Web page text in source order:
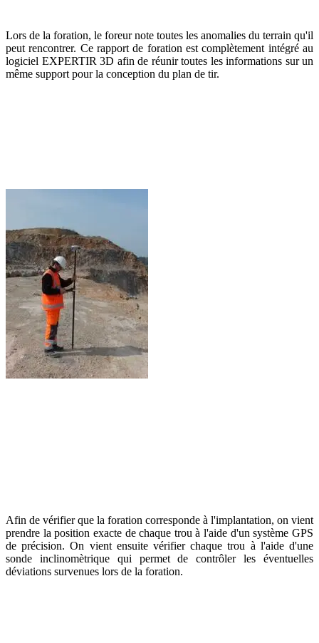
Lors de la foration, le foreur note toutes les anomalies du terrain qu'il
peut rencontrer. Ce rapport de foration est complètement intégré au
logiciel EXPERTIR 3D afin de réunir toutes les informations sur un
même support pour la conception du plan de tir.
Afin de vérifier que la foration corresponde à l'implantation, on vient
prendre la position exacte de chaque trou à l'aide d'un système GPS
de précision. On vient ensuite vérifier chaque trou à l'aide d'une
sonde inclinomètrique qui permet de contrôler les éventuelles
déviations survenues lors de la foration.